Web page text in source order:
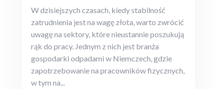
W dzisiejszych czasach, kiedy stabilność
zatrudnienia jest na wagę złota, warto zwrócić
uwagę na sektory, które nieustannie poszukują
rąk do pracy. Jednym z nich jest branża
gospodarki odpadami w Niemczech, gdzie
zapotrzebowanie na pracowników fizycznych,
w tym na...